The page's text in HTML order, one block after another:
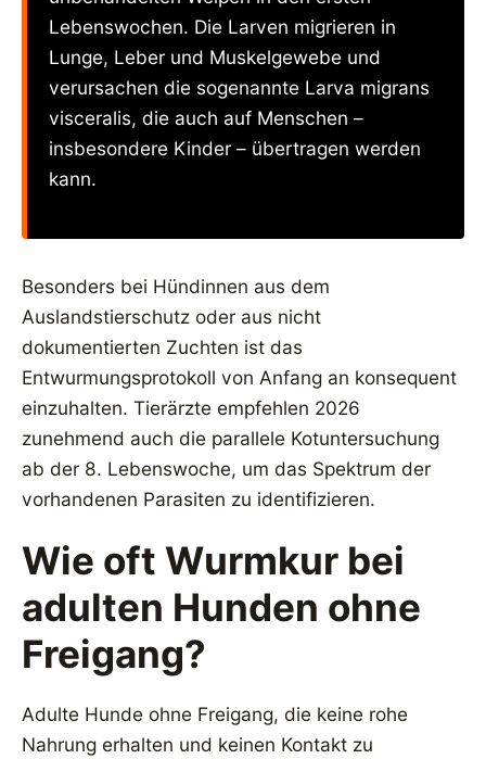
Lebenswochen. Die Larven migrieren in
Lunge, Leber und Muskelgewebe und
verursachen die sogenannte Larva migrans
visceralis, die auch auf Menschen –
insbesondere Kinder – übertragen werden
kann.
Besonders bei Hündinnen aus dem
Auslandstierschutz oder aus nicht
dokumentierten Zuchten ist das
Entwurmungsprotokoll von Anfang an konsequent
einzuhalten. Tierärzte empfehlen 2026
zunehmend auch die parallele Kotuntersuchung
ab der 8. Lebenswoche, um das Spektrum der
vorhandenen Parasiten zu identifizieren.
Wie oft Wurmkur bei
adulten Hunden ohne
Freigang?
Adulte Hunde ohne Freigang, die keine rohe
Nahrung erhalten und keinen Kontakt zu